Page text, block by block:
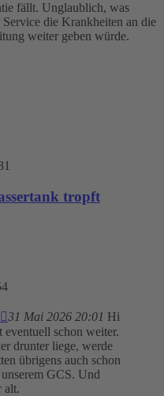
fällt. Unglaublich, was
die Krankheiten an die
weiter geben würde.
tropft
31 Mai 2026 20:01 Hi
schon weiter.
drunter liege, werde
übrigens auch schon
GCS. Und
alt.